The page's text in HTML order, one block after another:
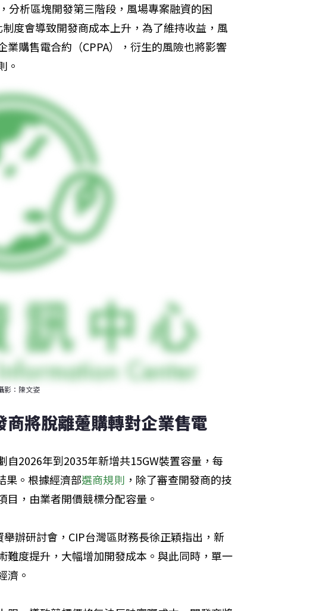
分析區塊開發第三階段，風場專案融資的困
度會導致開發商成本上升，為了維持收益，風
購售電合約（CPPA），衍生的風險也將影響
。
影：陳文姿
將脫離躉購轉對企業售電
2026年到2035年新增共15GW裝置容量，每
果。根據經濟部選商規則 ，除了審查開發商的技
，由業者開價競標分配容量。
辦研討會，CIP台灣區財務長徐正穎指出，新
難度提升，大幅增加開發成本。與此同時，單一
濟。